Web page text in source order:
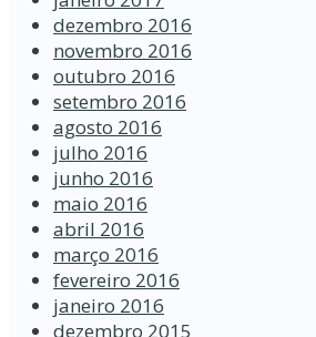
dezembro 2016
novembro 2016
outubro 2016
setembro 2016
agosto 2016
julho 2016
junho 2016
maio 2016
abril 2016
março 2016
fevereiro 2016
janeiro 2016
dezembro 2015